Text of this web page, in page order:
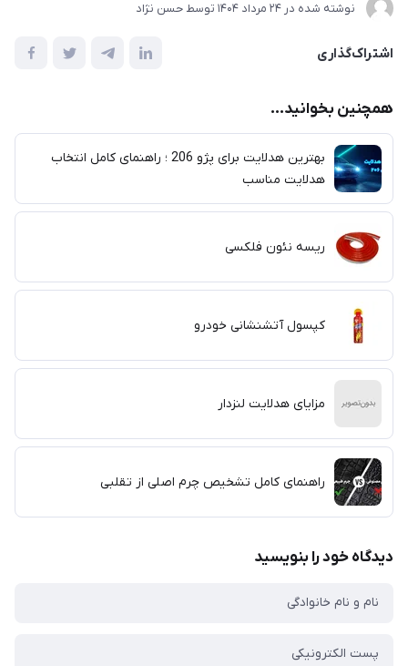
نوشته شده در 24 مرداد 1404 توسط حسن نژاد
اشتراک‌گذاری
همچنین بخوانید...
بهترین هدلایت برای پژو 206 ؛ راهنمای کامل انتخاب
هدلایت مناسب
ریسه نئون فلکسی
کپسول آتشنشانی خودرو
مزایای هدلایت لنزدار
راهنمای کامل تشخیص چرم اصلی از تقلبی
دیدگاه خود را بنویسید